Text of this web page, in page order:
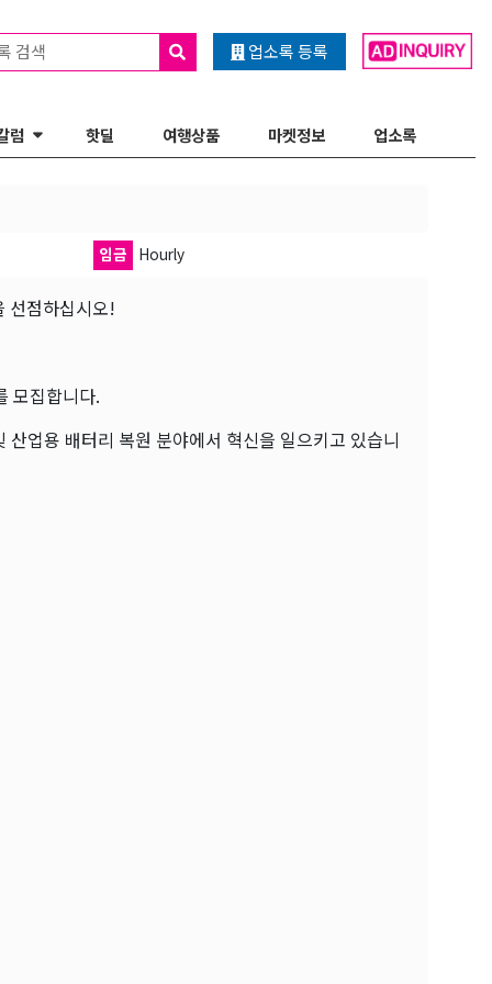
업소록 등록
검색
럼 핫딜 여행상품 마켓정보 업소록
임금 Hourly
선점하십시오!
모집합니다.
업용 배터리 복원 분야에서 혁신을 일으키고 있습니